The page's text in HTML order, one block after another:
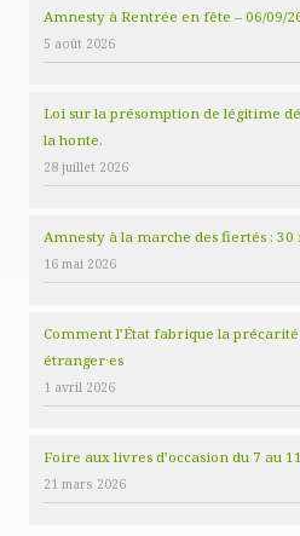
Amnesty à Rentrée en fête – 06/09/
5 août 2026
Loi sur la présomption de légitime
la honte.
28 juillet 2026
Amnesty à la marche des fiertés : 30
16 mai 2026
Comment l’État fabrique la
étranger·es
1 avril 2026
Foire aux livres d’occasion du 7 au
21 mars 2026